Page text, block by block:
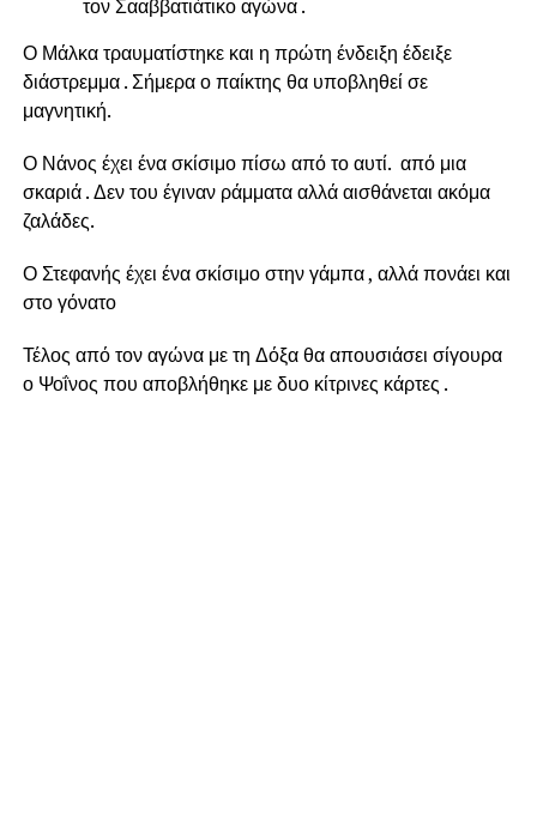
τον Σααββατιάτικο αγώνα .
Ο Μάλκα τραυματίστηκε και η πρώτη ένδειξη έδειξε
διάστρεμμα . Σήμερα ο παίκτης θα υποβληθεί σε
μαγνητική.
Ο Νάνος έχει ένα σκίσιμο πίσω από το αυτί. από μια
σκαριά . Δεν του έγιναν ράμματα αλλά αισθάνεται ακόμα
ζαλάδες.
Ο Στεφανής έχει ένα σκίσιμο στην γάμπα , αλλά πονάει και
στο γόνατο
Τέλος από τον αγώνα με τη Δόξα θα απουσιάσει σίγουρα
ο Ψοΐνος που αποβλήθηκε με δυο κίτρινες κάρτες .